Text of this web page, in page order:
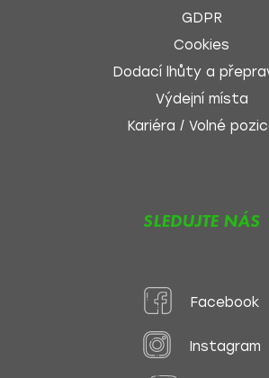
GDPR
Cookies
Dodací lhůty a
Výdejní místa
Kariéra / Volné
SLEDUJTE NÁS
Facebook
Instagram